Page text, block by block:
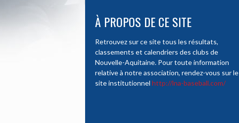
À PROPOS DE CE SITE
Retrouvez sur ce site tous les résultats,
classements et calendriers des clubs de
Nouvelle-Aquitaine. Pour toute information
relative à notre association, rendez-vous sur le
site institutionnel http://lna-baseball.com/